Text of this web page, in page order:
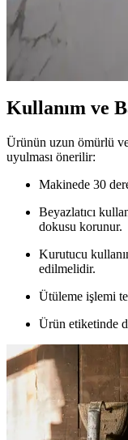
Banyo paspası
temizlik ve güvenlik
avantajları,
incelenir.
Kullanım ve
Ürünün uzun ömürlü
uyulması önerilir:
Makinede 30
Beyazlatıcı
dokusu korunur.
Kurutucu
edilmelidir.
Ütüleme işlemi
Ürün etiketinde